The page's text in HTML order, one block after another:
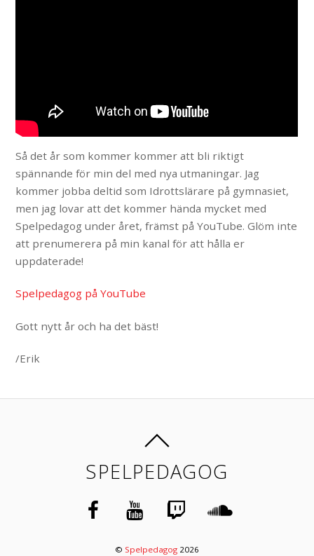
Så det år som kommer kommer att bli riktigt
spännande för min del med nya utmaningar. Jag
kommer jobba deltid som Idrottslärare på gymnasiet,
men jag lovar att det kommer hända mycket med
Spelpedagog under året, främst på YouTube. Glöm inte
att prenumerera på min kanal för att hålla er
uppdaterade!
Spelpedagog på YouTube
Gott nytt år och ha det bäst!
/Erik
SPELPEDAGOG
© Spelpedagog 2026